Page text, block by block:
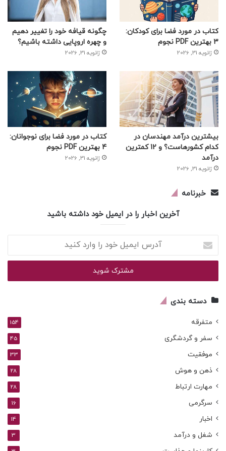
کتاب در مورد فضا برای کودکان:
3 بهترین PDF نجوم
ژانویه 31, 2026
چگونه قیافه خود را تغییر دهیم
و چهره اروپایی داشته باشیم؟
ژانویه 31, 2026
بیشترین درآمد مهندسان در
کدام کشورهاست؟ و 12 کمترین
درآمد
ژانویه 31, 2026
کتاب در مورد فضا برای نوجوانان:
4 بهترین PDF نجوم
ژانویه 31, 2026
خبرنامه
آخرین اخبار را در ایمیل خود داشته باشید
ایمیل
خود
وارد
دسته بندی
متفرقه 154
سفر و گردشگری 45
موفقیت 33
ذهن و هوش 28
مهارت ارتباط 28
سرگرمی 16
اخبار 14
شغل و درآمد 3